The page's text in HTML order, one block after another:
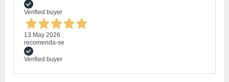
Verified buyer
13 May 2026
recomenda-se
Verified buyer